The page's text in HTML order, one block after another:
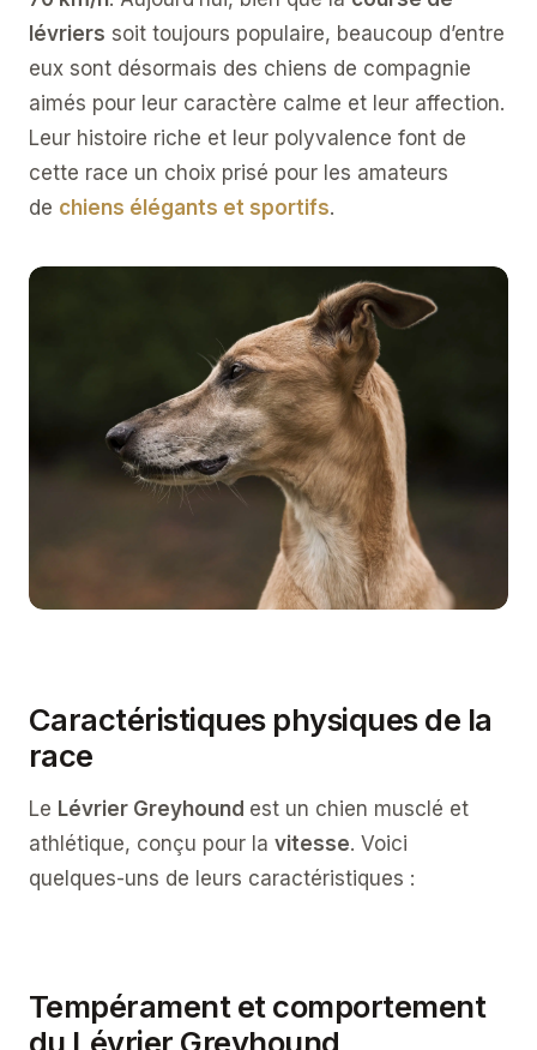
lévriers soit toujours populaire, beaucoup d’entre
eux sont désormais des chiens de compagnie
aimés pour leur caractère calme et leur affection.
Leur histoire riche et leur polyvalence font de
cette race un choix prisé pour les amateurs
de chiens élégants et sportifs.
Caractéristiques physiques de la
race
Le Lévrier Greyhound est un chien musclé et
athlétique, conçu pour la vitesse. Voici
quelques-uns de leurs caractéristiques :
Tempérament et comportement
du Lévrier Greyhound